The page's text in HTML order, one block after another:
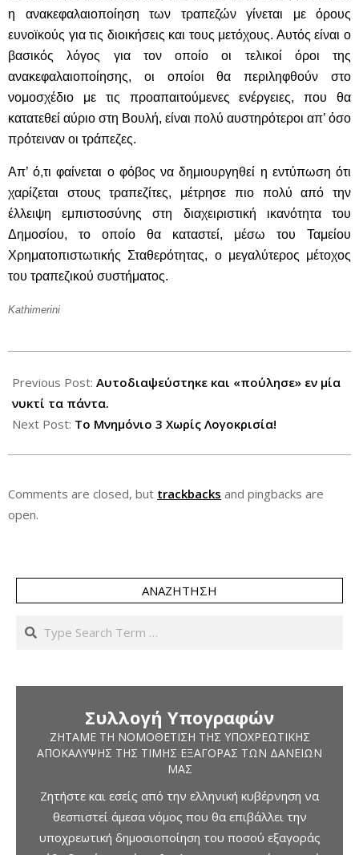
η ανακεφαλαιοποίηση των τραπεζών γίνεται με όρους
ευνοϊκούς για τις διοικήσεις και τους μετόχους. Αυτός είναι ο
βασικός λόγος για τον οποίο οι τελικοί όροι της
ανακεφαλαιοποίησης, οι οποίοι θα περιληφθούν στο
νομοσχέδιο με τις προαπαιτούμενες ενέργειες, που θα
κατατεθεί αύριο στη Βουλή, είναι πολύ αυστηρότεροι απ’ όσο
πρότειναν οι τράπεζες.
Απ’ ό,τι φαίνεται ο φόβος να δημιουργηθεί η εντύπωση ότι
χαρίζεται στους τραπεζίτες, μέτρησε πιο πολύ από την
έλλειψη εμπιστοσύνης στη διαχειριστική ικανότητα του
Δημοσίου, το οποίο θα καταστεί, μέσω του Ταμείου
Χρηματοπιστωτικής Σταθερότητας, ο μεγαλύτερος μέτοχος
του τραπεζικού συστήματος.
Kathimerini
11-
05
Previous Post: Αυτοδιαψεύστηκε και «πούλησε» εν μία
νυκτί τα πάντα.
Next Post: Το Μνημόνιο 3 Χωρίς Λογοκρισία!
Comments are closed, but trackbacks and pingbacks are
open.
ΑΝΑΖΉΤΗΣΗ
Search
Συλλογή Υπογραφών
ΖΗΤΆΜΕ ΤΗ ΝΟΜΟΘΈΤΙΣΗ ΤΗΣ ΥΠΟΧΡΕΩΤΙΚΉΣ
ΑΠΟΚΆΛΥΨΗΣ ΤΗΣ ΤΙΜΉΣ ΕΞΑΓΟΡΆΣ ΤΩΝ ΔΑΝΕΊΩΝ
ΜΑΣ
Ζητήστε και εσείς από την ελληνική κυβέρνηση να
θεσπιστεί άμεσα νόμος που θα επιβάλλει την
υποχρεωτική δημοσιοποίηση του ποσού εξαγοράς